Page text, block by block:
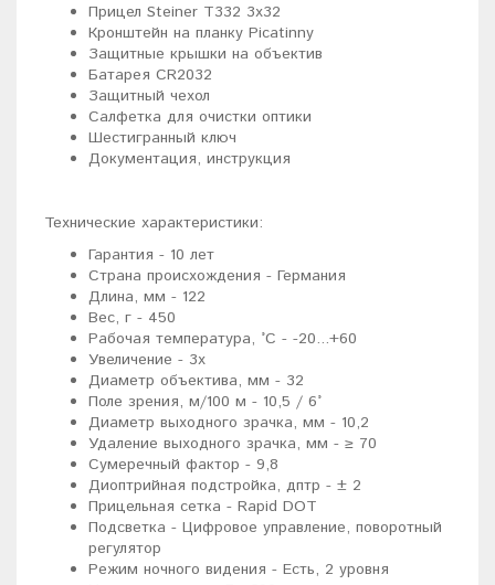
Прицел Steiner T332 3x32
Кронштейн на планку Picatinny
Защитные крышки на объектив
Батарея CR2032
Защитный чехол
Салфетка для очистки оптики
Шестигранный ключ
Документация, инструкция
Технические характеристики:
Гарантия - 10 лет
Страна происхождения - Германия
Длина, мм - 122
Вес, г - 450
Рабочая температура, °C - -20...+60
Увеличение - 3x
Диаметр объектива, мм - 32
Поле зрения, м/100 м - 10,5 / 6°
Диаметр выходного зрачка, мм - 10,2
Удаление выходного зрачка, мм - ≥ 70
Сумеречный фактор - 9,8
Диоптрийная подстройка, дптр - ± 2
Прицельная сетка - Rapid DOT
Подсветка - Цифровое управление, поворотный
регулятор
Режим ночного видения - Есть, 2 уровня